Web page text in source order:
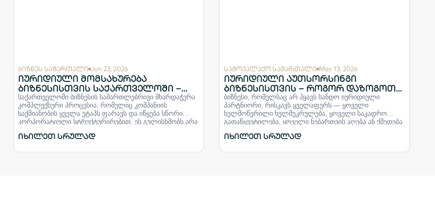
ბიზნეს სამართალი Jun 23, 2026
იურიდიული მომსახურება
ბიზნესისთვის საქართველოში –
სრული სერვისები და მხარდაჭერა
საქართველოში ბიზნესის სამართლებრივი მხარდაჭერა
კომპლექსური პროცესია, რომელიც კომპანიის
საქმიანობის ყველა ეტაპს ფარავს და იწყება სწორი
კორპორატიული სტრუქტურირებით. ეს გულისხმობს არა
შერჩევასა და რეგისტრაციას, არამედ პარტნიორთა
იხილეთ სრულად
სამოქალაქო სამართალი May 13, 2026
იურიდიული აუთსორსინგი
ბიზნესისთვის – როგორ დაზოგოთ
დრო და ხარჯები
ბიზნესი, რომელსაც არ ჰყავს სანდო იურიდიული
პარტნიორი, რისკავს ყველაფერს — ყოველი
ხელმოწერილი ხელშეკრულება, ყოველი საკადრო
გადაწყვეტილება, ყოველი ნებართვის აღება ან ქმედება
ზარალის წყარო. სწორედ ამიტომ, წამყვანი კომპანიები
იხილეთ სრულად